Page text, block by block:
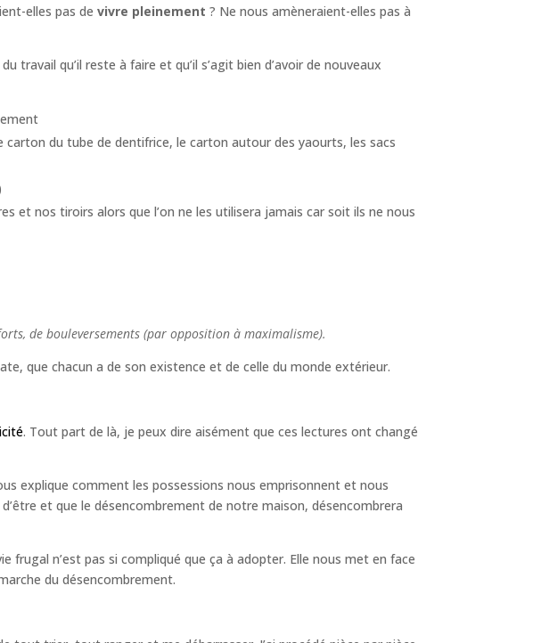
elles pas devivre pleinement ? Ne nous amèneraient-elles pas à
travail qu’il reste à faire et qu’il s’agit bien d’avoir de nouveaux
du tube de dentifrice, le carton autour des yaourts, les sacs
nos tiroirs alors que l’on ne les utilisera jamais car soit ils ne nous
de bouleversements (par opposition à maximalisme).
que chacun a de son existence et de celle du monde extérieur.
. Tout part de là, je peux dire aisément que ces lectures ont changé
explique comment les possessions nous emprisonnent et nous
et que le désencombrement de notre maison, désencombrera
frugal n’est pas si compliqué que ça à adopter. Elle nous met en face
du désencombrement.